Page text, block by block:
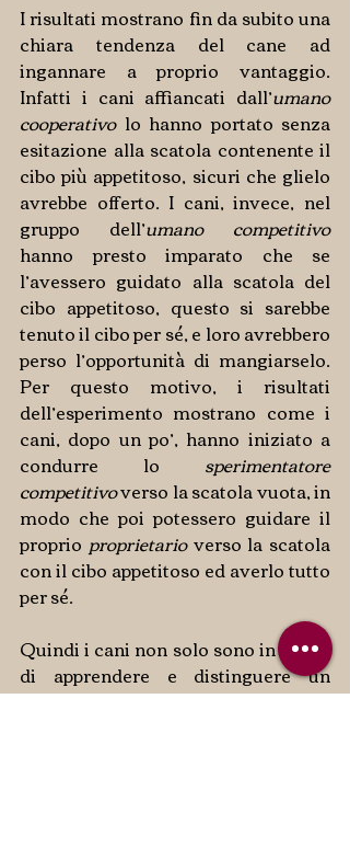
I risultati mostrano fin da subito una
chiara tendenza del cane ad
ingannare a proprio vantaggio.
Infatti i cani affiancati dall’umano
cooperativo lo hanno portato senza
esitazione alla scatola contenente il
cibo più appetitoso, sicuri che glielo
avrebbe offerto. I cani, invece, nel
gruppo dell’umano competitivo
hanno presto imparato che se
l’avessero guidato alla scatola del
cibo appetitoso, questo si sarebbe
tenuto il cibo per sé, e loro avrebbero
perso l’opportunità di mangiarselo.
Per questo motivo, i risultati
dell’esperimento mostrano come i
cani, dopo un po’, hanno iniziato a
condurre lo sperimentatore
competitivo verso la scatola vuota, in
modo che poi potessero guidare il
proprio proprietario verso la scatola
con il cibo appetitoso ed averlo tutto
per sé.
Quindi i cani non solo sono in grado
di apprendere e distinguere un
partner cooperativo da uno